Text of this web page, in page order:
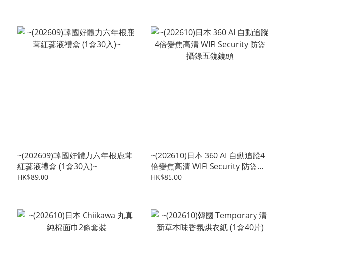
~(202609)韓國好體力六年根鹿茸
紅蔘液禮盒 (1盒30入)~
HK$89.00
~(202610)日本 360 AI 自動追蹤4
倍變焦高清 WIFI Security 防盜攝
錄五鏡鏡頭
HK$85.00